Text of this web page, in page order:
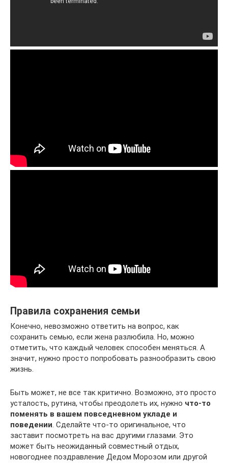
Правила сохранения семьи
Конечно, невозможно ответить на вопрос, как
сохранить семью, если жена разлюбила. Но, можно
отметить, что каждый человек способен меняться. А
значит, нужно просто попробовать разнообразить свою
жизнь.
Быть может, не все так критично. Возможно, это просто
усталость, рутина, чтобы преодолеть их, нужно что-то
поменять в вашем повседневном укладе и
поведении. Сделайте что-то оригинальное, что
заставит посмотреть на вас другими глазами. Это
может быть неожиданный совместный отдых,
новогоднее поздравление Дедом Морозом или другой